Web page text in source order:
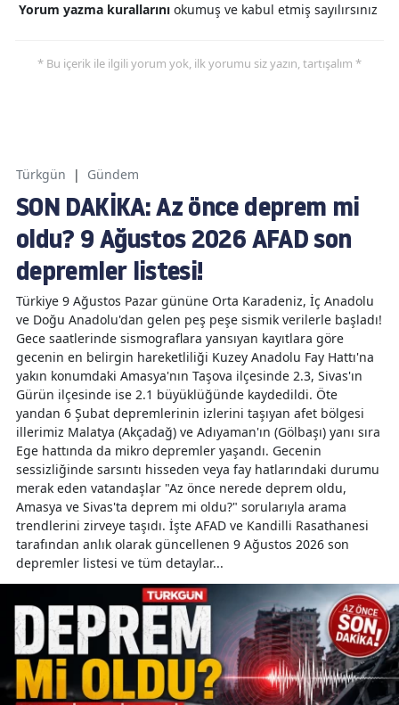
Yorum yazma kurallarını okumuş ve kabul etmiş sayılırsınız
* Bu içerik ile ilgili yorum yok, ilk yorumu siz yazın, tartışalım *
Türkgün | Gündem
SON DAKİKA: Az önce deprem mi
oldu? 9 Ağustos 2026 AFAD son
depremler listesi!
Türkiye 9 Ağustos Pazar gününe Orta Karadeniz, İç Anadolu
ve Doğu Anadolu'dan gelen peş peşe sismik verilerle başladı!
Gece saatlerinde sismograflara yansıyan kayıtlara göre
gecenin en belirgin hareketliliği Kuzey Anadolu Fay Hattı'na
yakın konumdaki Amasya'nın Taşova ilçesinde 2.3, Sivas'ın
Gürün ilçesinde ise 2.1 büyüklüğünde kaydedildi. Öte
yandan 6 Şubat depremlerinin izlerini taşıyan afet bölgesi
illerimiz Malatya (Akçadağ) ve Adıyaman'ın (Gölbaşı) yanı sıra
Ege hattında da mikro depremler yaşandı. Gecenin
sessizliğinde sarsıntı hisseden veya fay hatlarındaki durumu
merak eden vatandaşlar "Az önce nerede deprem oldu,
Amasya ve Sivas'ta deprem mi oldu?" sorularıyla arama
trendlerini zirveye taşıdı. İşte AFAD ve Kandilli Rasathanesi
tarafından anlık olarak güncellenen 9 Ağustos 2026 son
depremler listesi ve tüm detaylar...